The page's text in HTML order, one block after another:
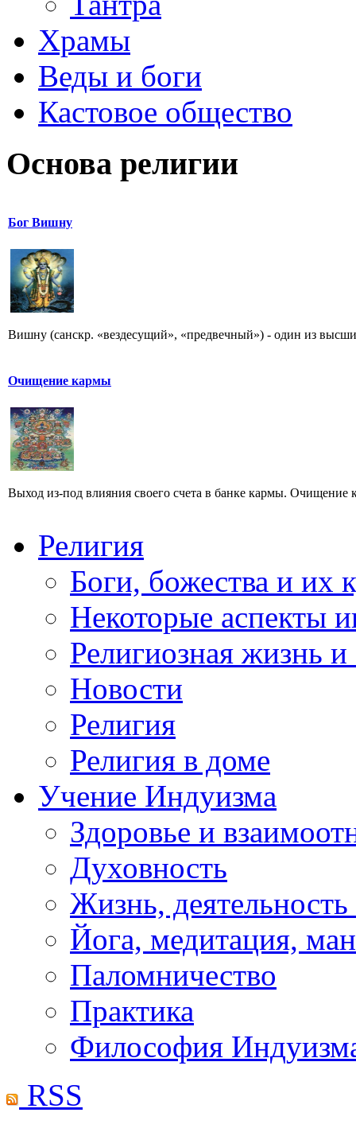
Храмы
Веды и боги
Кастовое общество
Основа религии
Бог Вишну
Вишну (санскр. «вездесущий», «предвечный») - один из
Очищение кармы
Выход из-под влияния своего счета в банке кармы. Очищение
Религия
Боги, божества и их
Некоторые аспекты
Религиозная жизнь
Новости
Религия
Религия в доме
Учение Индуизма
Здоровье и
Духовность
Жизнь, деятельность
Йога, медитация,
Паломничество
Практика
Философия
RSS